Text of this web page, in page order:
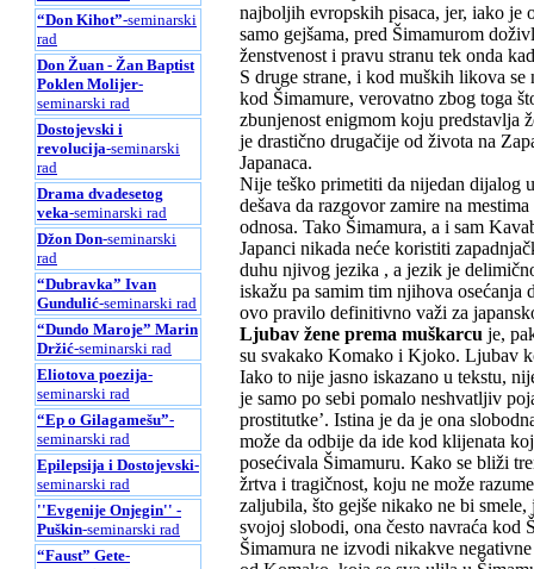
“Don Kihot”-seminarski
rad
Don Žuan - Žan Baptist
Poklen Molijer-
seminarski rad
Dostojevski i
revolucija-seminarski
rad
Drama dvadesetog
veka-seminarski rad
Džon Don-seminarski
rad
“Dubravka” Ivan
Gundulić-seminarski rad
“Dundo Maroje” Marin
Držić-seminarski rad
Eliotova poezija-
seminarski rad
“Ep o Gilagamešu”-
seminarski rad
Epilepsija i Dostojevski-
seminarski rad
''Evgenije Onjegin'' -
Puškin-seminarski rad
“Faust” Gete-
najboljih evropskih pisaca, jer, iako je
samo gejšama, pred Šimamurom
ženstvenost i pravu stranu tek onda
S druge strane, i kod muških likova
kod Šimamure, verovatno zbog toga
zbunjenost enigmom koju predstavlja
je drastično drugačije od života na
Japanaca.
Nije teško primetiti da nijedan dijalog
dešava da razgovor zamire na
odnosa. Tako Šimamura, a i sam
Japanci nikada neće koristiti
duhu njivog jezika , a jezik je
iskažu pa samim tim njihova osećanja
ovo pravilo definitivno važi za
Ljubav žene prema muškarcu je,
su svakako Komako i Kjoko. Ljubav
Iako to nije jasno iskazano u tekstu,
je samo po sebi pomalo neshvatljiv
prostitutke’. Istina je da je ona
može da odbije da ide kod klijenata
posećivala Šimamuru. Kako se bliži
žrtva i tragičnost, koju ne može
zaljubila, što gejše nikako ne bi
svojoj slobodi, ona često navraća kod
Šimamura ne izvodi nikakve